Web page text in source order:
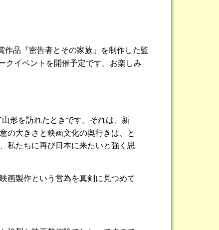
作品『密告者とその家族』を制作した監
クイベントを開催予定です。お楽しみ
山形を訪れたときです。それは、新
の大きさと映画文化の奥行きは、と
私たちに再び日本に来たいと強く思
画製作という営為を真剣に見つめて